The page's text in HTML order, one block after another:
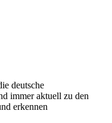
deutsche
immer aktuell zu den
erkennen